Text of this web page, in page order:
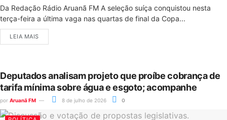
Da Redação Rádio Aruanã FM A seleção suíça conquistou nesta
terça-feira a última vaga nas quartas de final da Copa...
LEIA MAIS
Deputados analisam projeto que proíbe cobrança de
tarifa mínima sobre água e esgoto; acompanhe
por Aruanã FM 8 de julho de 2026 0